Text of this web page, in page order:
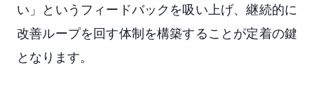
い」というフィードバックを吸い上げ、継続的に
改善ループを回す体制を構築することが定着の鍵
となります。